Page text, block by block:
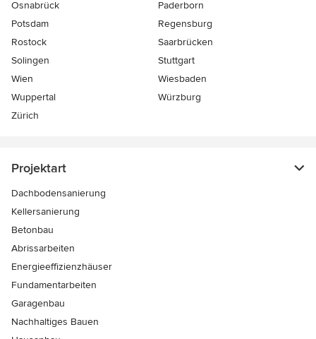
Osnabrück
Paderborn
Potsdam
Regensburg
Rostock
Saarbrücken
Solingen
Stuttgart
Wien
Wiesbaden
Wuppertal
Würzburg
Zürich
Projektart
Dachbodensanierung
Kellersanierung
Betonbau
Abrissarbeiten
Energieeffizienzhäuser
Fundamentarbeiten
Garagenbau
Nachhaltiges Bauen